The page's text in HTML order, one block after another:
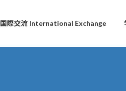
国際交流 International Exchange